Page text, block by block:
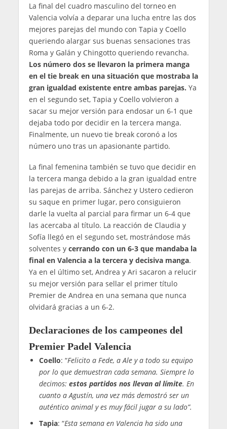
La final del cuadro masculino del torneo en
Valencia volvía a deparar una lucha entre las dos
mejores parejas del mundo con Tapia y Coello
queriendo alargar sus buenas sensaciones tras
Roma y Galán y Chingotto queriendo revancha.
Los número dos se llevaron la primera manga
en el tie break en una situación que mostraba la
gran igualdad existente entre ambas parejas. Ya
en el segundo set, Tapia y Coello volvieron a
sacar su mejor versión para endosar un 6-1 que
dejaba todo por decidir en la tercera manga.
Finalmente, un nuevo tie break coronó a los
número uno tras un apasionante partido.
La final femenina también se tuvo que decidir en
la tercera manga debido a la gran igualdad entre
las parejas de arriba. Sánchez y Ustero cedieron
su saque en primer lugar, pero consiguieron
darle la vuelta al parcial para firmar un 6-4 que
las acercaba al título. La reacción de Claudia y
Sofía llegó en el segundo set, mostrándose más
solventes y cerrando con un 6-3 que mandaba la
final en Valencia a la tercera y decisiva manga.
Ya en el último set, Andrea y Ari sacaron a relucir
su mejor versión para sellar el primer título
Premier de Andrea en una semana que nunca
olvidará gracias a un 6-2.
Declaraciones de los campeones del
Premier Padel Valencia
Coello: “Felicito a Fede, a Ale y a todo su equipo
por lo que demuestran cada semana. Siempre lo
decimos: estos partidos nos llevan al límite. En
cuanto a Agustín, una vez más demostró ser un
auténtico animal y es muy fácil jugar a su lado”.
Tapia: “Esta semana en Valencia ha sido una